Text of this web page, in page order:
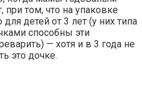
при том, что на упаковке
для детей от 3 лет (у них типа
способны эти
— хотя и в 3 года не
это дочке.